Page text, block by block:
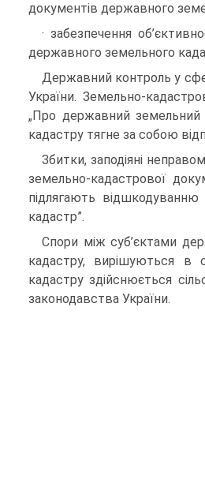
документів державного
· забезпечення
державного земельного
Державний контроль у
України. Земельно-
„Про державний земельний
кадастру тягне за собою
Збитки, заподіяні
земельно-кадастрової
підлягають
кадастр”.
Спори між суб’єктами
кадастру, вирішуються в
кадастру здійснюється
законодавства України.